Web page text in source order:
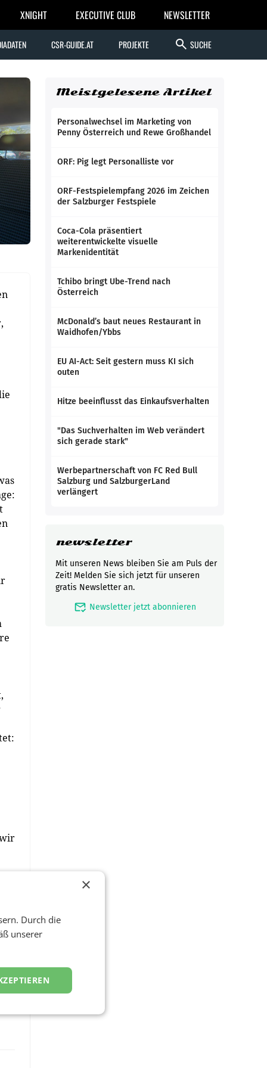
XNIGHT EXECUTIVE CLUB NEWSLETTER
CSR-GUIDE.AT PROJEKTE search SUCHE
Meistgelesene Artikel
Personalwechsel im Marketing von
Penny Österreich und Rewe Großhandel
ORF: Pig legt Personalliste vor
ORF-Festspielempfang 2026 im Zeichen
der Salzburger Festspiele
Coca-Cola präsentiert
weiterentwickelte visuelle
Markenidentität
Tchibo bringt Ube-Trend nach
Österreich
McDonald’s baut neues Restaurant in
Waidhofen/Ybbs
EU AI-Act: Seit gestern muss KI sich
outen
Hitze beeinflusst das Einkaufsverhalten
"Das Suchverhalten im Web verändert
sich gerade stark"
Werbepartnerschaft von FC Red Bull
Salzburg und SalzburgerLand
verlängert
newsletter
Mit unseren News bleiben Sie am Puls der
Zeit! Melden Sie sich jetzt für unseren
gratis Newsletter an.
mark_email_read Newsletter jetzt abonnieren
×
Durch die
unserer